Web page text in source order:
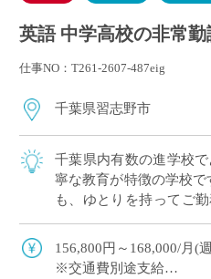
英語 中学高校の非常勤
仕事NO：T261-2607-487eig
千葉県習志野市
千葉県内有数の進学校
寧な教育が特徴の学校
も、ゆとりを持ってご
156,800円～168,000/月(
※交通費別途支給